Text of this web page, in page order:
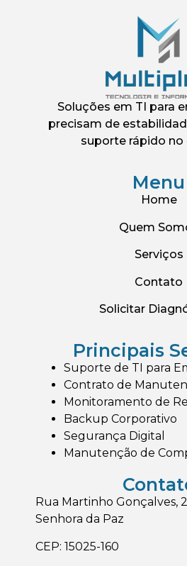
Soluções em TI para
precisam de
suporte rápido no
Menu
Home
Quem
Serviços
Contato
Solicitar
Principais
Suporte de TI para
Contrato de
Monitoramento de
Backup Corporativo
Segurança Digital
Manutenção de
Rua Martinho Gonçalves,
Senhora da Paz
CEP: 15025-160